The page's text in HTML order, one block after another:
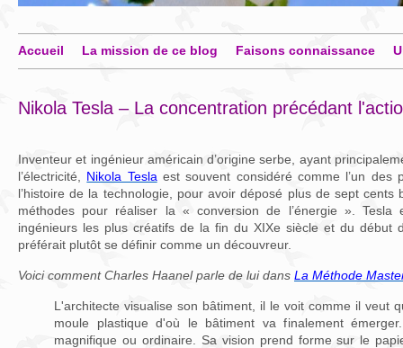
Accueil La mission de ce blog Faisons connaissance
Nikola Tesla – La concentration précédant
Inventeur et ingénieur américain d’origine serbe, ayant
l’électricité, Nikola Tesla est souvent considéré comme l’un des
l’histoire de la technologie, pour avoir déposé plus de sept cents
méthodes pour réaliser la « conversion de l’énergie ». Tesla
ingénieurs les plus créatifs de la fin du XIXe siècle et du début
préférait plutôt se définir comme un découvreur.
Voici comment Charles Haanel parle de lui dans La Méthode
L'architecte visualise son bâtiment, il le voit comme il veut
moule plastique d'où le bâtiment va finalement
magnifique ou ordinaire. Sa vision prend forme sur le